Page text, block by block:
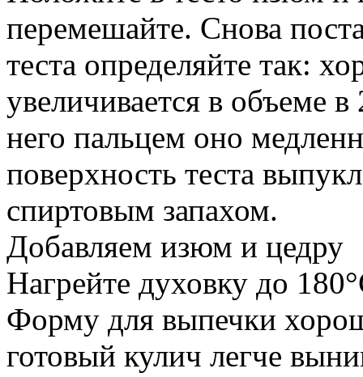
перемешайте. Снова
теста определяйте так:
увеличивается в объеме
него пальцем оно
поверхность теста
спиртовым запахом.
Добавляем изюм и цедру
Нагрейте духовку до
Форму для выпечки
готовый кулич легче